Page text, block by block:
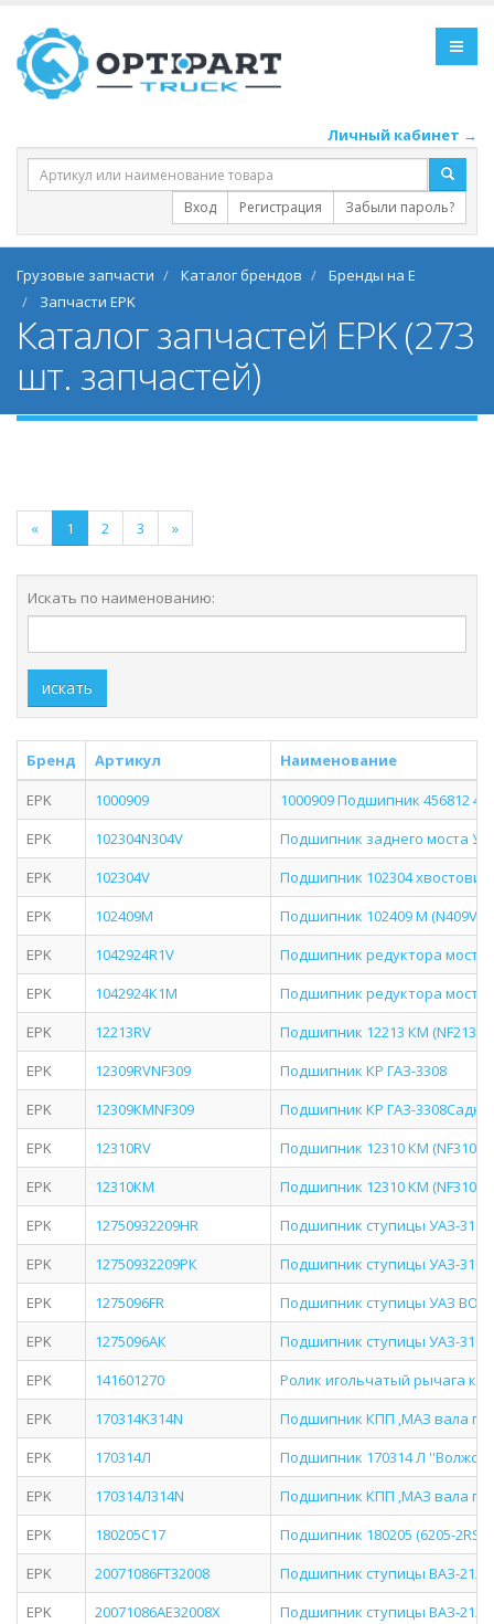
Личный кабинет →
Вход Регистрация Забыли пароль?
Грузовые запчасти Каталог брендов
Бренды на E
Запчасти EPK
Каталог запчастей EPK (273
шт. запчастей)
« 1 2 3 »
Искать по наименованию:
искать
Бренд Артикул
Наименование
EPK
1000909
1000909 Подшипник 456812
EPK
102304N304V
Подшипник заднего моста
EPK
102304V
Подшипник 102304
EPK
102409М
Подшипник 102409 М (N409V)
EPK
1042924R1V
Подшипник редуктора моста
EPK
1042924К1М
Подшипник редуктора моста
EPK
12213RV
Подшипник 12213 КМ (NF213)
EPK
12309RVNF309
Подшипник КР ГАЗ-3308
EPK
12309КМNF309
Подшипник КР ГАЗ-
EPK
12310RV
Подшипник 12310 КМ (NF310)
EPK
12310КМ
Подшипник 12310 КМ (NF310)
EPK
12750932209HR
Подшипник ступицы УАЗ-
EPK
12750932209РК
Подшипник ступицы УАЗ-
EPK
1275096FR
Подшипник ступицы УАЗ
EPK
1275096АК
Подшипник ступицы УАЗ-
EPK
141601270
Ролик игольчатый рычага
EPK
170314K314N
Подшипник КПП ,МАЗ вала
EPK
170314Л
Подшипник 170314 Л
EPK
170314Л314N
Подшипник КПП ,МАЗ вала
EPK
180205C17
Подшипник 180205 (6205-
EPK
20071086FT32008
Подшипник ступицы ВАЗ-
EPK
20071086АЕ32008Х
Подшипник ступицы ВАЗ-